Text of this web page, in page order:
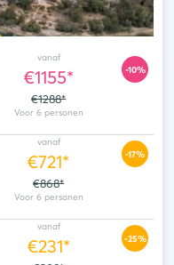
-10%
vanaf
€1155*
€1288*
-17%
vanaf
€721*
€868*
-25%
vanaf
€231*